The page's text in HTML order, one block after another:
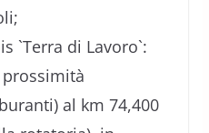
`Terra di Lavoro`:
prossimità
al km 74,400